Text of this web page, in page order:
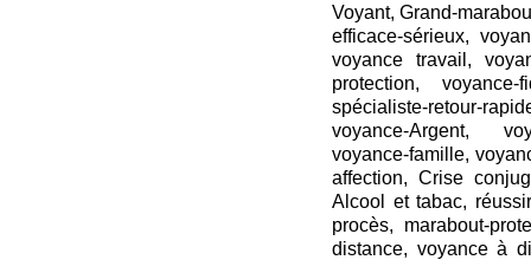
Voyant, Grand-
efficace-sérieux,
voyance travail,
protection, voyance-
spécialiste-retour-
voyance-Argent,
voyance-famille,
affection, Crise
Alcool et tabac,
procès, marabout-
distance, voyance à